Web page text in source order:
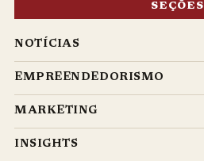
SEÇÕES
NOTÍCIAS
EMPREENDEDORISMO
MARKETING
INSIGHTS